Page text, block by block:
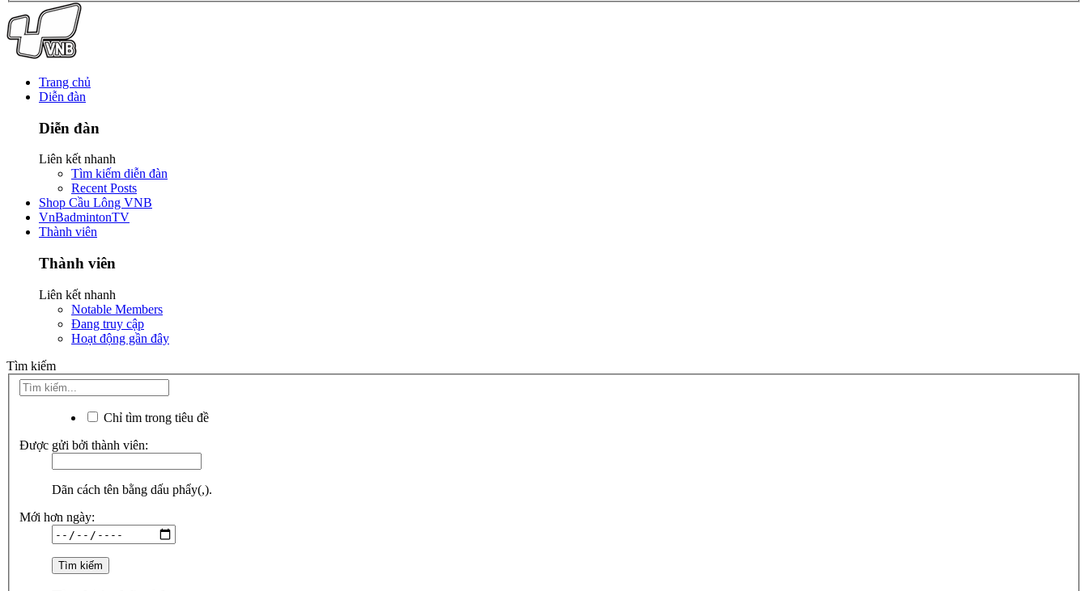
Trang chủ
Diễn đàn
Diễn đàn
Liên kết nhanh
Tìm kiếm diễn đàn
Recent Posts
Shop Cầu Lông VNB
VnBadmintonTV
Thành viên
Thành viên
Liên kết nhanh
Notable Members
Đang truy cập
Hoạt động gần đây
Tìm kiếm
Chỉ tìm trong tiêu đề
Được gửi bởi thành viên:
Dãn cách tên bằng dấu phẩy(,).
Mới hơn ngày: